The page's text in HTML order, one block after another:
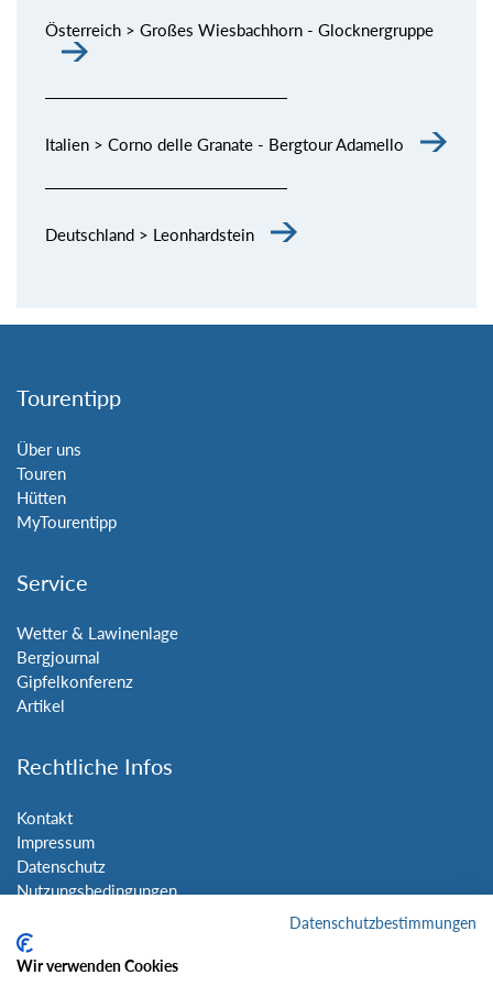
Österreich > Großes Wiesbachhorn - Glocknergruppe
Italien > Corno delle Granate - Bergtour Adamello
Deutschland > Leonhardstein
Tourentipp
Über uns
Touren
Hütten
MyTourentipp
Service
Wetter & Lawinenlage
Bergjournal
Gipfelkonferenz
Artikel
Rechtliche Infos
Kontakt
Impressum
Datenschutz
Nutzungsbedingungen
Social Media
Datenschutzbestimmungen
Wir verwenden Cookies